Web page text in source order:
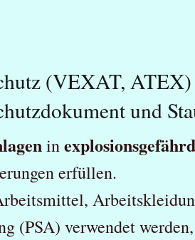
(VEXAT,
und
in
erfüllen.
(PSA) verwendet